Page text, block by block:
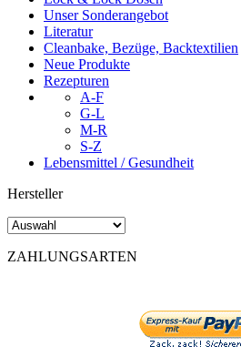
Unser Sonderangebot
Literatur
Cleanbake, Bezüge, Backtextilien
Neue Produkte
Rezepturen
A-F
G-L
M-R
S-Z
Lebensmittel / Gesundheit
Hersteller
ZAHLUNGSARTEN